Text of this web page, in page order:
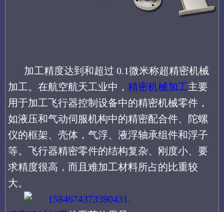
加工精度达到和超过 0.1微米称超精密机械
加工。在航空航天工业中， 精密机械加工主要
用于加工飞行器控制设备中的精密机械零件，
如液压和气动伺服机构中的精密配合件、陀螺
仪的框架、壳体，气浮、液浮轴承组件和浮子
等。飞行器精密零件的结构复杂、刚度小、要
求精度很高，而且难加工材料所占的比重较
大。